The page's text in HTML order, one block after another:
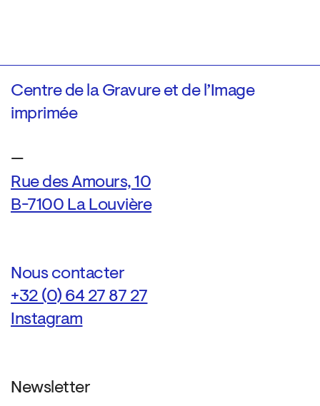
Centre de la Gravure et de l’Image
imprimée
—
Rue des Amours, 10
B-7100 La Louvière
Nous contacter
+32 (0) 64 27 87 27
Instagram
Newsletter